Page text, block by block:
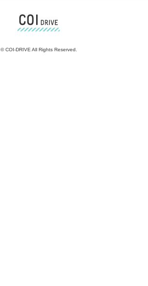
©COI-DRIVE All Rights Reserved.